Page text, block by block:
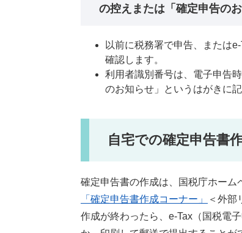
の控えまたは「確定申告の
以前に税務署で申告、または
確認します。
利用者識別番号は、電子申告
のお知らせ」というはがきに
自宅での確定申告書
確定申告書の作成は、国税庁ホーム
「確定申告書作成コーナー」
＜外部
作成が終わったら、e-Tax（国税電